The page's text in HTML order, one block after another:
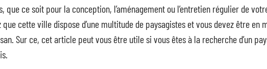
que ce soit pour la conception, l’aménagement ou l’entretien régulier de
que cette ville dispose d’une multitude de paysagistes et vous devez être en
Sur ce, cet article peut vous être utile si vous êtes à la recherche d’un